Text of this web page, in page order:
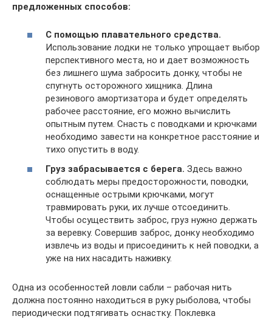
предложенных способов:
С помощью плавательного средства.
Использование лодки не только упрощает выбор
перспективного места, но и дает возможность
без лишнего шума забросить донку, чтобы не
спугнуть осторожного хищника. Длина
резинового амортизатора и будет определять
рабочее расстояние, его можно вычислить
опытным путем. Снасть с поводками и крючками
необходимо завести на конкретное расстояние и
тихо опустить в воду.
Груз забрасывается с берега. Здесь важно
соблюдать меры предосторожности, поводки,
оснащенные острыми крючками, могут
травмировать руки, их лучше отсоединить.
Чтобы осуществить заброс, груз нужно держать
за веревку. Совершив заброс, донку необходимо
извлечь из воды и присоединить к ней поводки, а
уже на них насадить наживку.
Одна из особенностей ловли сабли – рабочая нить
должна постоянно находиться в руку рыболова, чтобы
периодически подтягивать оснастку. Поклевка